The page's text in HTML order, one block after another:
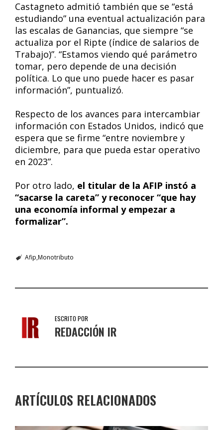
Castagneto admitió también que se “está
estudiando” una eventual actualización para
las escalas de Ganancias, que siempre “se
actualiza por el Ripte (índice de salarios de
Trabajo)”. “Estamos viendo qué parámetro
tomar, pero depende de una decisión
política. Lo que uno puede hacer es pasar
información”, puntualizó.
Respecto de los avances para intercambiar
información con Estados Unidos, indicó que
espera que se firme “entre noviembre y
diciembre, para que pueda estar operativo
en 2023”.
Por otro lado, el titular de la AFIP instó a
“sacarse la careta” y reconocer “que hay
una economía informal y empezar a
formalizar”.
Afip Monotributo
ESCRITO POR
REDACCIÓN IR
ARTÍCULOS RELACIONADOS